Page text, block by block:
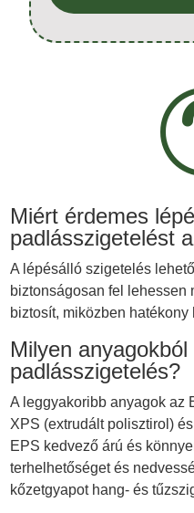
Miért érdemes
padlásszigetelést
A lépésálló szigetelés
biztonságosan fel lehessen
biztosít, miközben
Milyen
padlásszigetelés?
A leggyakoribb anyagok az
XPS (extrudált polisztirol)
EPS kedvező árú és
terhelhetőséget és
kőzetgyapot hang- és